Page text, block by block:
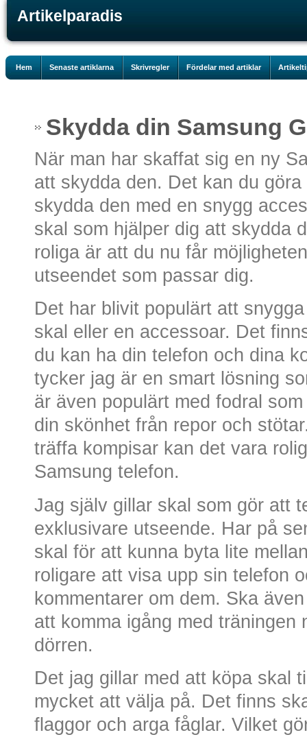
Artikelparadis
Hem Senaste artiklarna Skrivregler Fördelar med artiklar
Skydda din Samsung
När man har skaffat sig en ny
att skydda den. Det kan du
skydda den med en snygg
skal som hjälper dig att skydda
roliga är att du nu får
utseendet som passar dig.
Det har blivit populärt att
skal eller en accessoar. Det
du kan ha din telefon och dina
tycker jag är en smart lösning
är även populärt med fodral
din skönhet från repor och
träffa kompisar kan det vara
Samsung telefon.
Jag själv gillar skal som gör att
exklusivare utseende. Har på
skal för att kunna byta lite
roligare att visa upp sin telefon
kommentarer om dem. Ska
att komma igång med träningen
dörren.
Det jag gillar med att köpa skal
mycket att välja på. Det finns
flaggor och arga fåglar. Vilket